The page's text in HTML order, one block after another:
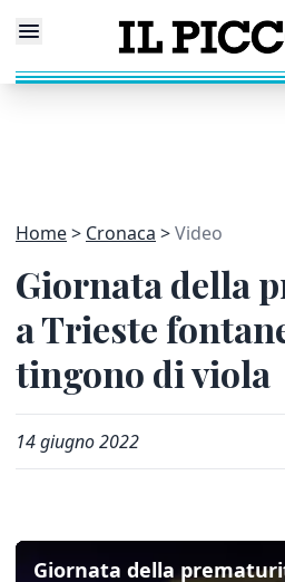
Home Cronaca Video
Giornata della
a Trieste
tingono di viola
14 giugno 2022